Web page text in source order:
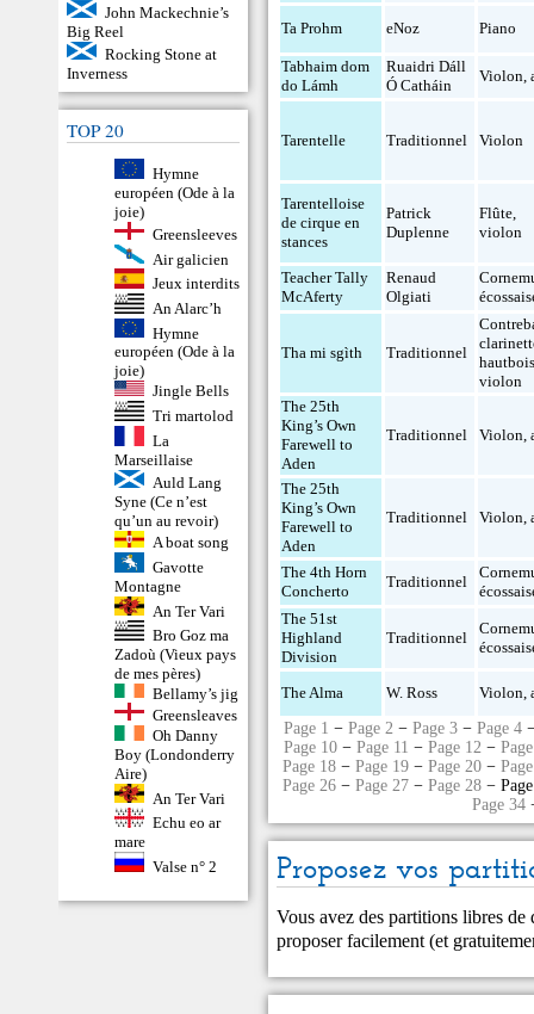
John Mackechnie’s
Big Reel
Rocking Stone at
Inverness
TOP 20
Hymne
européen (Ode à la
joie)
Greensleeves
Air galicien
Jeux interdits
An Alarc’h
Hymne
européen (Ode à la
joie)
Jingle Bells
Tri martolod
La
Marseillaise
Auld Lang
Syne (Ce n’est
qu’un au revoir)
A boat song
Gavotte
Montagne
An Ter Vari
Bro Goz ma
Zadoù (Vieux pays
de mes pères)
Bellamy’s jig
Greensleaves
Oh Danny
Boy (Londonderry
Aire)
An Ter Vari
Echu eo ar
mare
Valse n° 2
Ta Prohm eNoz Piano
Tabhaim dom
do Lámh
Ruaidri Dáll
Ó Catháin
Violon,
Tarentelle Traditionnel Violon
Tarentelloise
de cirque en
stances
Patrick
Duplenne
Flûte,
violon
Teacher Tally
McAferty
Renaud
Olgiati
Tha mi sgìth Traditionnel
violon
The 25th
King’s Own
Farewell to
Aden
Traditionnel Violon,
The 25th
King’s Own
Farewell to
Aden
Traditionnel Violon,
The 4th Horn
Concherto
Traditionnel
The 51st
Highland
Division
Traditionnel
The Alma W. Ross Violon,
Page 1 −Page 2 −Page 3 −Page 4
Page 10− Page 11 − Page 12−
Page 18 −Page 19 −Page 20 −
Page 26 −Page 27 −Page 28 −
Page 34
Proposez vos
Vous avez des partitions libres
proposer facilement (et